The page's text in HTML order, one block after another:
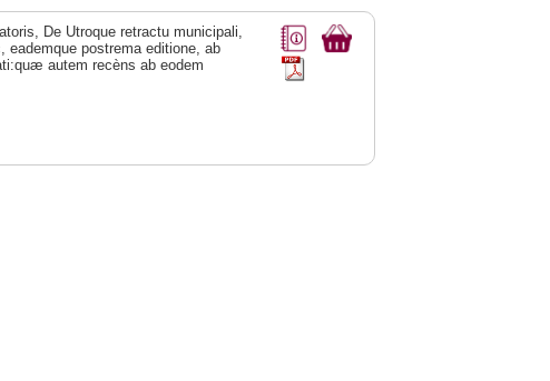
De Utroque retractu municipali,
eademque postrema editione, ab
autem recèns ab eodem